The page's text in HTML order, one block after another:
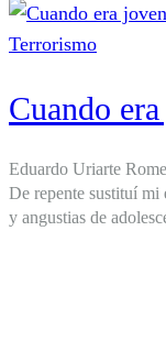
ETA
Terrorismo
Cuando
Eduardo Uriarte
De repente sustituí mi
y angustias de